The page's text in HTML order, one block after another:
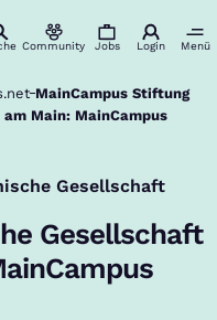
Community Jobs Login Menü
MainCampus Stiftung
Main: MainCampus
Gesellschaft
Gesellschaft